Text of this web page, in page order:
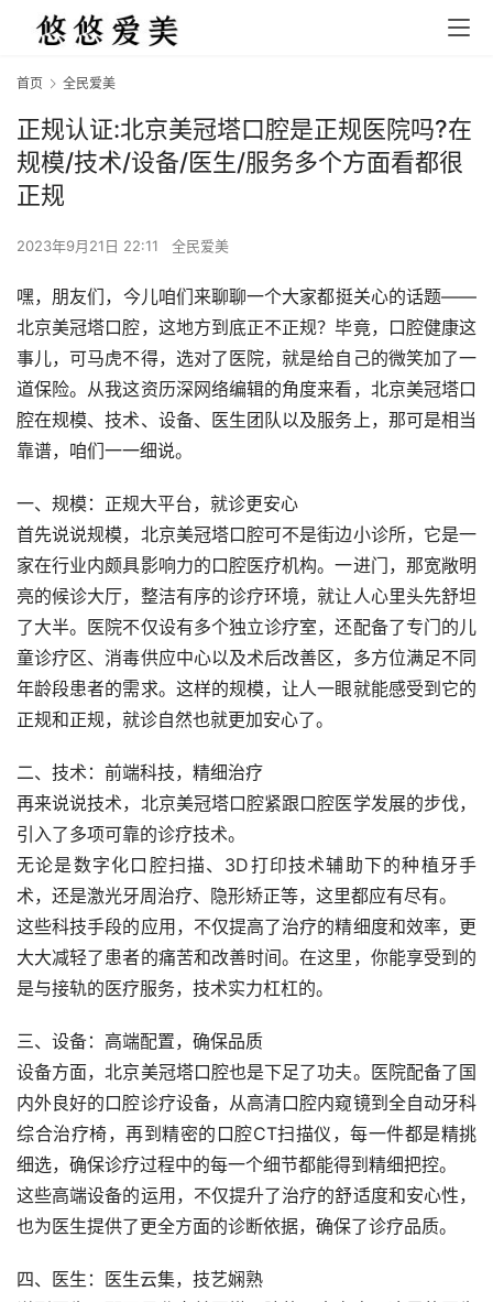
首页 全民爱美
正规认证:北京美冠塔口腔是正规医院吗?在
规模/技术/设备/医生/服务多个方面看都很
正规
2023年9月21日 22:11 全民爱美
嘿，朋友们，今儿咱们来聊聊一个大家都挺关心的话题——
北京美冠塔口腔，这地方到底正不正规？毕竟，口腔健康这
事儿，可马虎不得，选对了医院，就是给自己的微笑加了一
道保险。从我这资历深网络编辑的角度来看，北京美冠塔口
腔在规模、技术、设备、医生团队以及服务上，那可是相当
靠谱，咱们一一细说。
一、规模：正规大平台，就诊更安心
首先说说规模，北京美冠塔口腔可不是街边小诊所，它是一
家在行业内颇具影响力的口腔医疗机构。一进门，那宽敞明
亮的候诊大厅，整洁有序的诊疗环境，就让人心里头先舒坦
了大半。医院不仅设有多个独立诊疗室，还配备了专门的儿
童诊疗区、消毒供应中心以及术后改善区，多方位满足不同
年龄段患者的需求。这样的规模，让人一眼就能感受到它的
正规和正规，就诊自然也就更加安心了。
二、技术：前端科技，精细治疗
再来说说技术，北京美冠塔口腔紧跟口腔医学发展的步伐，
引入了多项可靠的诊疗技术。
无论是数字化口腔扫描、3D打印技术辅助下的种植牙手
术，还是激光牙周治疗、隐形矫正等，这里都应有尽有。
这些科技手段的应用，不仅提高了治疗的精细度和效率，更
大大减轻了患者的痛苦和改善时间。在这里，你能享受到的
是与接轨的医疗服务，技术实力杠杠的。
三、设备：高端配置，确保品质
设备方面，北京美冠塔口腔也是下足了功夫。医院配备了国
内外良好的口腔诊疗设备，从高清口腔内窥镜到全自动牙科
综合治疗椅，再到精密的口腔CT扫描仪，每一件都是精挑
细选，确保诊疗过程中的每一个细节都能得到精细把控。
这些高端设备的运用，不仅提升了治疗的舒适度和安心性，
也为医生提供了更全方面的诊断依据，确保了诊疗品质。
四、医生：医生云集，技艺娴熟